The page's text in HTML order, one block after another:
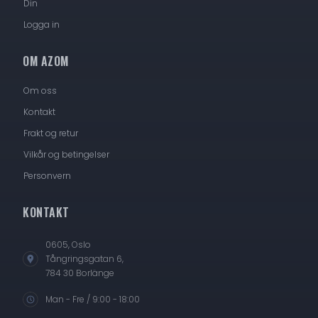
Din
Logga in
OM AZOM
Om oss
Kontakt
Frakt og retur
Vilkår og betingelser
Personvern
KONTAKT
0605, Oslo
Tångringsgatan 6,
784 30 Borlänge
Man - Fre / 9:00 - 18:00